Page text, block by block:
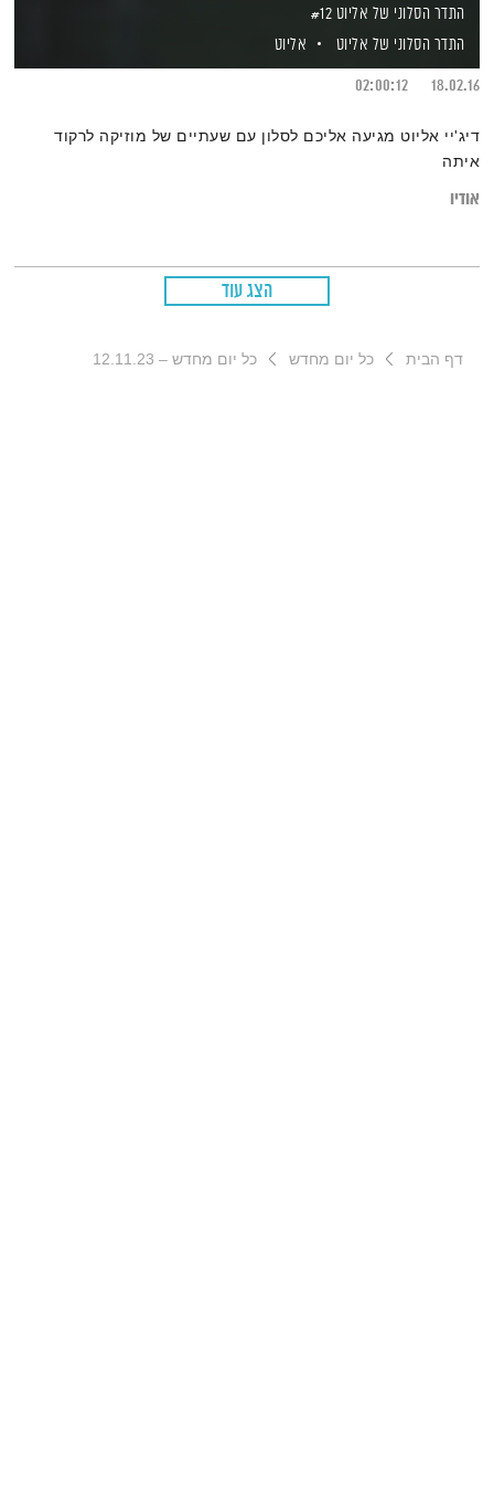
התדר הסלוני של אליוט #12
התדר הסלוני של אליוט
אליוט
18.02.16
02:00:12
דיג'יי אליוט מגיעה אליכם לסלון עם שעתיים של מוזיקה לרקוד
איתה
אודיו
הצג עוד
דף הבית כל יום מחדש כל יום מחדש – 12.11.23